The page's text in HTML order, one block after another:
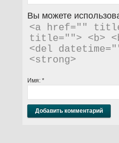
Вы можете
<a href=""
title=""> <b>
<del
<strong>
Имя: *